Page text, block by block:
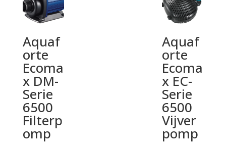
Aquaf
orte
Ecoma
x DM-
Serie
6500
Filterp
omp
Aquaf
orte
Ecoma
x EC-
Serie
6500
Vijver
pomp